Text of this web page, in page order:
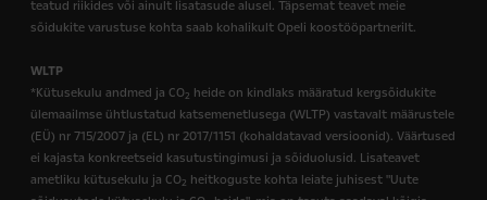
teatud riikides või ainult lisatasude alusel. Täpsemat teavet meie
sõidukite varustuse kohta saab kohalikult Opeli koostööpartnerilt.
WLTP
*Kütusekulu andmed ja CO2 heide on kindlaks määratud kergsõidukite
ülemaailmse ühtlustatud katsemenetlusega (WLTP) vastavalt määrustele
(EÜ) nr 715/2007 ja (EL) nr 2017/1151 (kohaldatavad versioonid). Väärtused
ei kajasta konkreetseid kasutustingimusi ja sõiduolusid. Lisateavet
ametliku kütusekulu ja CO2 heitkoguste kohta leiate juhisest "Uute